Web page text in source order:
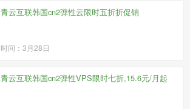
青云互联韩国cn2弹性云限时五折折促销
时间：3月28日
青云互联韩国cn2弹性VPS限时七折,15.6元/月起